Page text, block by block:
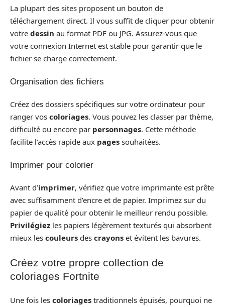
La plupart des sites proposent un bouton de
téléchargement direct. Il vous suffit de cliquer pour obtenir
votre dessin au format PDF ou JPG. Assurez-vous que
votre connexion Internet est stable pour garantir que le
fichier se charge correctement.
Organisation des fichiers
Créez des dossiers spécifiques sur votre ordinateur pour
ranger vos coloriages. Vous pouvez les classer par thème,
difficulté ou encore par personnages. Cette méthode
facilite l’accès rapide aux pages souhaitées.
Imprimer pour colorier
Avant d’imprimer, vérifiez que votre imprimante est prête
avec suffisamment d’encre et de papier. Imprimez sur du
papier de qualité pour obtenir le meilleur rendu possible.
Privilégiez les papiers légèrement texturés qui absorbent
mieux les couleurs des crayons et évitent les bavures.
Créez votre propre collection de
coloriages Fortnite
Une fois les coloriages traditionnels épuisés, pourquoi ne